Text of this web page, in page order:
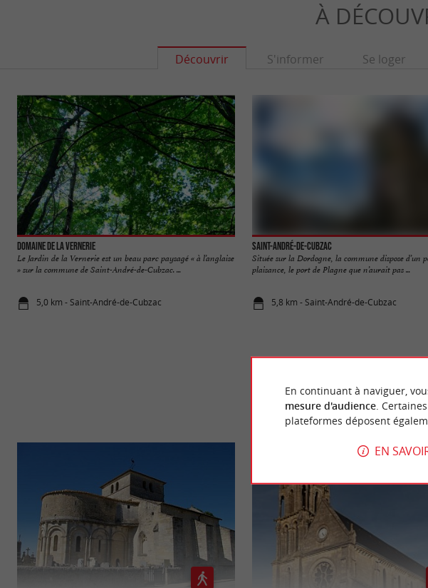
À
Découvrir S'informer Se loger
Domaine de la Vernerie
Le Jardin de la Vernerie est un beau parc paysagé « à l’anglaise
» sur la commune de Saint-André-de-Cubzac. ...
5,0 km - Saint-André-de-Cubzac
Saint-André-de-Cubzac
Située sur la Dordogne, la commune dispose d’un
plaisance, le port de Plagne que n’aurait pas ...
5,8 km - Saint-André-de-Cubzac
En continuant à naviguer,
mesure d'audience.
plateformes déposent
EN